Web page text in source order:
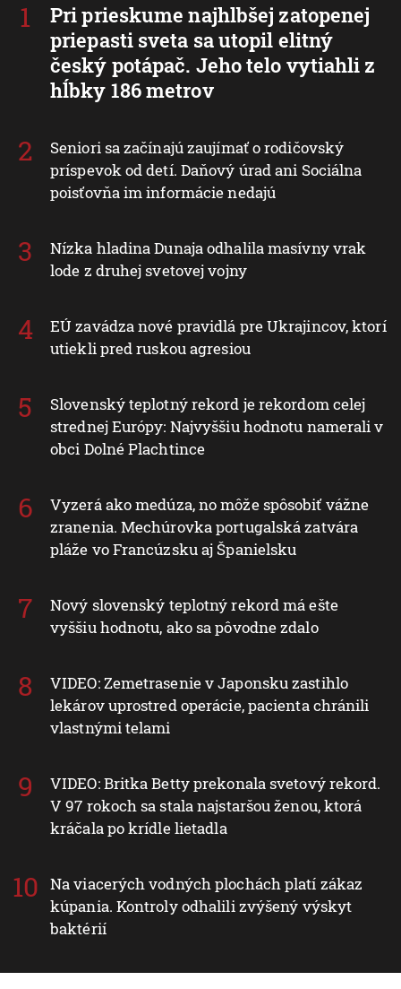
Pri prieskume najhlbšej zatopenej
priepasti sveta sa utopil elitný
český potápač. Jeho telo vytiahli z
hĺbky 186 metrov
Seniori sa začínajú zaujímať o rodičovský
príspevok od detí. Daňový úrad ani Sociálna
poisťovňa im informácie nedajú
Nízka hladina Dunaja odhalila masívny vrak
lode z druhej svetovej vojny
EÚ zavádza nové pravidlá pre Ukrajincov, ktorí
utiekli pred ruskou agresiou
Slovenský teplotný rekord je rekordom celej
strednej Európy: Najvyššiu hodnotu namerali v
obci Dolné Plachtince
Vyzerá ako medúza, no môže spôsobiť vážne
zranenia. Mechúrovka portugalská zatvára
pláže vo Francúzsku aj Španielsku
Nový slovenský teplotný rekord má ešte
vyššiu hodnotu, ako sa pôvodne zdalo
VIDEO: Zemetrasenie v Japonsku zastihlo
lekárov uprostred operácie, pacienta chránili
vlastnými telami
VIDEO: Britka Betty prekonala svetový rekord.
V 97 rokoch sa stala najstaršou ženou, ktorá
kráčala po krídle lietadla
Na viacerých vodných plochách platí zákaz
kúpania. Kontroly odhalili zvýšený výskyt
baktérií